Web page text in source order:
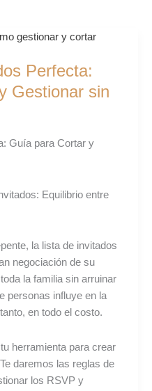
Perfecta:
Gestionar sin
Guía para Cortar y
Equilibrio entre
la lista de invitados
negociación de su
la familia sin arruinar
personas influye en la
en todo el costo.
herramienta para crear
daremos las reglas de
los RSVP y